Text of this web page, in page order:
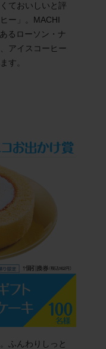
ておいしいと評
ー」。MACHI
るローソン・ナ
アイスコーヒー
す。
ふんわりしっと